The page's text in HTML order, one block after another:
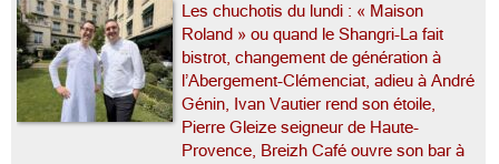
Les chuchotis du lundi : « Maison
Roland » ou quand le Shangri-La fait
bistrot, changement de génération à
l’Abergement-Clémenciat, adieu à André
Génin, Ivan Vautier rend son étoile,
Pierre Gleize seigneur de Haute-
Provence, Breizh Café ouvre son bar à